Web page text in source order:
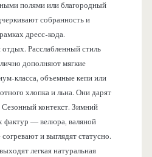
полями или благородный
собранность и
дресс-кода.
Расслабленный стиль
дополняют мягкие
класса, объемные кепи или
хлопка и льна. Они дарят
контекст. Зимний
фактур — велюра, валяной
и выглядят статусно.
легкая натуральная